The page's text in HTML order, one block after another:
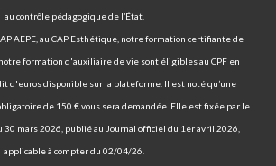
au contrôle pédagogique de l’État.
AEPE, au CAP Esthétique, notre formation certifiante de
formation d'auxiliaire de vie sont éligibles au CPF en
d'euros disponible sur la plateforme. Il est noté qu’une
de 150 € vous sera demandée. Elle est fixée par le
30 mars 2026, publié au Journal officiel du 1er avril 2026,
applicable à compter du 02/04/26.